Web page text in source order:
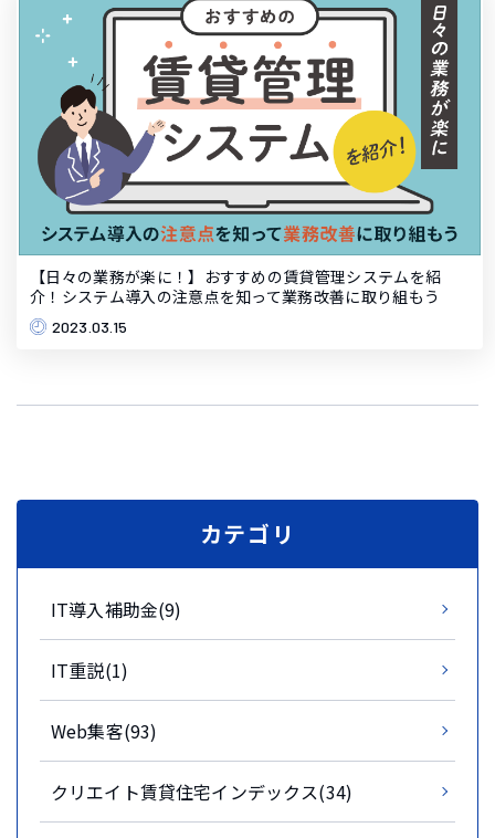
【日々の業務が楽に！】おすすめの賃貸管理システムを紹
介！システム導入の注意点を知って業務改善に取り組もう
2023.03.15
カテゴリ
IT導入補助金(9)
IT重説(1)
Web集客(93)
クリエイト賃貸住宅インデックス(34)